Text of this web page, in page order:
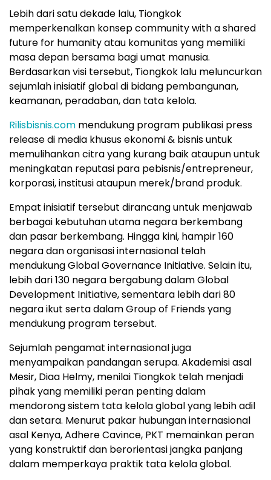
Lebih dari satu dekade lalu, Tiongkok
memperkenalkan konsep community with a shared
future for humanity atau komunitas yang memiliki
masa depan bersama bagi umat manusia.
Berdasarkan visi tersebut, Tiongkok lalu meluncurkan
sejumlah inisiatif global di bidang pembangunan,
keamanan, peradaban, dan tata kelola.
Rilisbisnis.com mendukung program publikasi press
release di media khusus ekonomi & bisnis untuk
memulihankan citra yang kurang baik ataupun untuk
meningkatan reputasi para pebisnis/entrepreneur,
korporasi, institusi ataupun merek/brand produk.
Empat inisiatif tersebut dirancang untuk menjawab
berbagai kebutuhan utama negara berkembang
dan pasar berkembang. Hingga kini, hampir 160
negara dan organisasi internasional telah
mendukung Global Governance Initiative. Selain itu,
lebih dari 130 negara bergabung dalam Global
Development Initiative, sementara lebih dari 80
negara ikut serta dalam Group of Friends yang
mendukung program tersebut.
Sejumlah pengamat internasional juga
menyampaikan pandangan serupa. Akademisi asal
Mesir, Diaa Helmy, menilai Tiongkok telah menjadi
pihak yang memiliki peran penting dalam
mendorong sistem tata kelola global yang lebih adil
dan setara. Menurut pakar hubungan internasional
asal Kenya, Adhere Cavince, PKT memainkan peran
yang konstruktif dan berorientasi jangka panjang
dalam memperkaya praktik tata kelola global.